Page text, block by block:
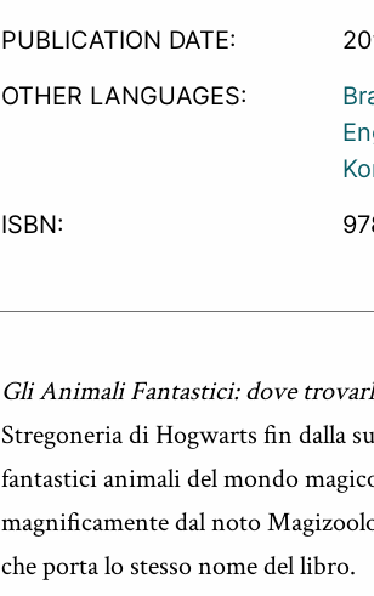
PUBLICATION DATE:
OTHER LANGUAGES:
ISBN:
Gli Animali Fantastici: dove
Stregoneria di Hogwarts fin dalla
fantastici animali del mondo
magnificamente dal noto
che porta lo stesso nome del libro.